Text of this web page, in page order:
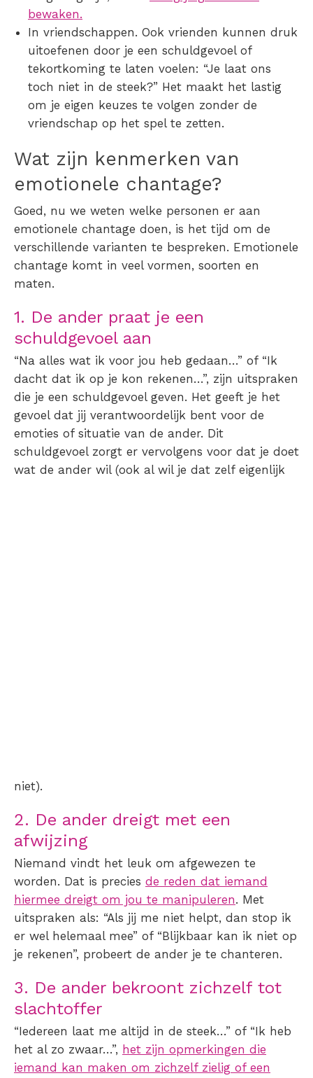
bewaken.
In vriendschappen. Ook vrienden kunnen druk
uitoefenen door je een schuldgevoel of
tekortkoming te laten voelen: “Je laat ons
toch niet in de steek?” Het maakt het lastig
om je eigen keuzes te volgen zonder de
vriendschap op het spel te zetten.
Wat zijn kenmerken van
emotionele chantage?
Goed, nu we weten welke personen er aan
emotionele chantage doen, is het tijd om de
verschillende varianten te bespreken. Emotionele
chantage komt in veel vormen, soorten en
maten.
1. De ander praat je een
schuldgevoel aan
“Na alles wat ik voor jou heb gedaan…” of “Ik
dacht dat ik op je kon rekenen…”, zijn uitspraken
die je een schuldgevoel geven. Het geeft je het
gevoel dat jij verantwoordelijk bent voor de
emoties of situatie van de ander. Dit
schuldgevoel zorgt er vervolgens voor dat je doet
wat de ander wil (ook al wil je dat zelf eigenlijk
niet).
2. De ander dreigt met een
afwijzing
Niemand vindt het leuk om afgewezen te
worden. Dat is precies de reden dat iemand
hiermee dreigt om jou te manipuleren. Met
uitspraken als: “Als jij me niet helpt, dan stop ik
er wel helemaal mee” of “Blijkbaar kan ik niet op
je rekenen”, probeert de ander je te chanteren.
3. De ander bekroont zichzelf tot
slachtoffer
“Iedereen laat me altijd in de steek…” of “Ik heb
het al zo zwaar…”, het zijn opmerkingen die
iemand kan maken om zichzelf zielig of een